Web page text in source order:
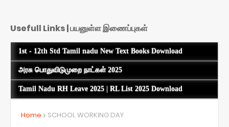
Usefull Links | பயனுள்ள இணைப்புகள்
1st - 12th Std Tamil nadu New Text Books Download
அரசு பொதுவிடுமுறை நாட்கள் 2025
Tamil Nadu RH Leave 2025 | RL List 2025 Download
Home SCHOOL WORKING DAY